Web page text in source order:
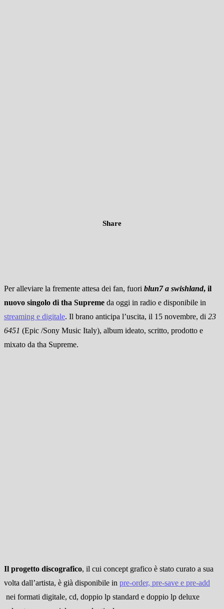
Share
Per alleviare la fremente attesa dei fan, fuori blun7 a swishland, il
nuovo singolo di tha Supreme da oggi in radio e disponibile in
streaming e digitale. Il brano anticipa l’uscita, il 15 novembre, di 23
6451 (Epic /Sony Music Italy), album ideato, scritto, prodotto e
mixato da tha Supreme.
Il progetto discografico, il cui concept grafico è stato curato a sua
volta dall’artista, è già disponibile in pre-order, pre-save e pre-add
nei formati digitale, cd, doppio lp standard e doppio lp deluxe